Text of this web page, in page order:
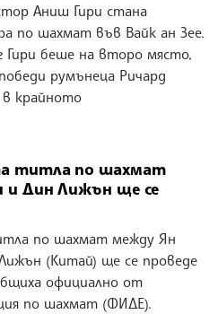
Аниш Гири стана
по шахмат във Вайк ан Зее.
Гири беше на второ място,
румънеца Ричард
крайното
титла по шахмат
Дин Лижън ще се
по шахмат между Ян
(Китай) ще се проведе
официално от
по шахмат (ФИДЕ).